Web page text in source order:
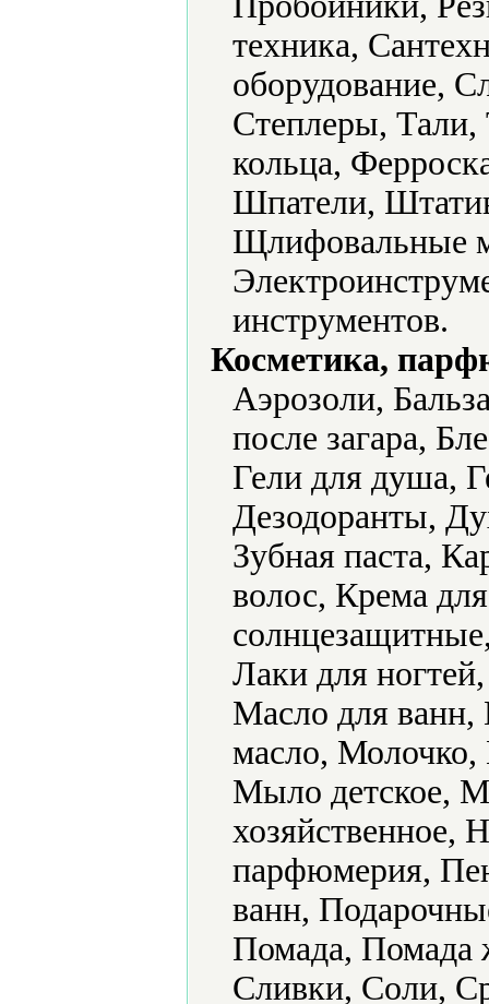
техника,
оборудование,
Степлеры,
кольца,
Шпатели,
Щлифовальные
инструментов.
Косметика,
Аэрозоли,
после загара,
Гели для душа,
Дезодоранты,
Зубная паста,
волос, Крема
Лаки для
Масло для ванн,
масло,
Мыло детское,
хозяйственное,
парфюмерия,
ванн,
Помада, Помада
Сливки, Соли,